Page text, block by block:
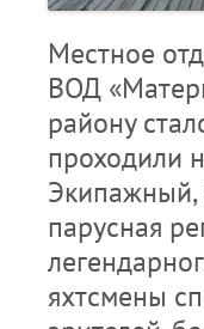
Местное
ВОД
району
проходили
Экипажный,
парусная
яхтсмены